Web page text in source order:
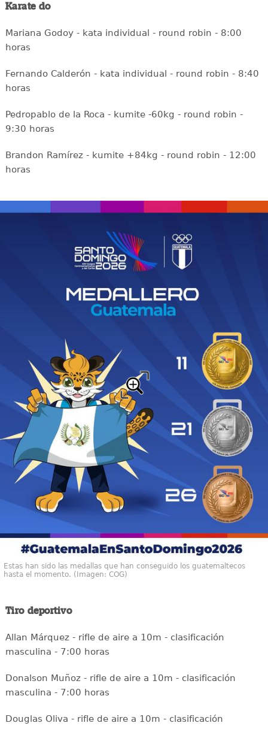
Karate do
Mariana Godoy - kata individual - round robin - 8:00
horas
Fernando Calderón - kata individual - round robin - 8:40
horas
Pedropablo de la Roca - kumite -60kg - round robin -
9:30 horas
Brandon Ramírez - kumite +84kg - round robin - 12:00
horas
Estas han sido las medallas que han conseguido los guatemaltecos
hasta el momento. (Imagen: COG)
Tiro deportivo
Allan Márquez - rifle de aire a 10m - clasificación
masculina - 7:00 horas
Donalson Muñoz - rifle de aire a 10m - clasificación
masculina - 7:00 horas
Douglas Oliva - rifle de aire a 10m - clasificación